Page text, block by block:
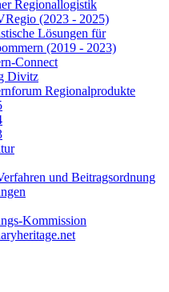
Regionallogistik
(2023 - 2025)
Lösungen­ für
(2019 - 2023)
Connect
Divitz
Regionalprodukte
und Beitragsordnung
Kommission